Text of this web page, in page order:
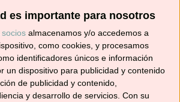
es importante para nosotros
socios almacenamos y/o accedemos a
como cookies, y procesamos
identificadores únicos e información
un dispositivo para publicidad y contenido
de publicidad y contenido,
y desarrollo de servicios. Con su
para recibir todas las recetas
👩‍🍳👨‍🍳